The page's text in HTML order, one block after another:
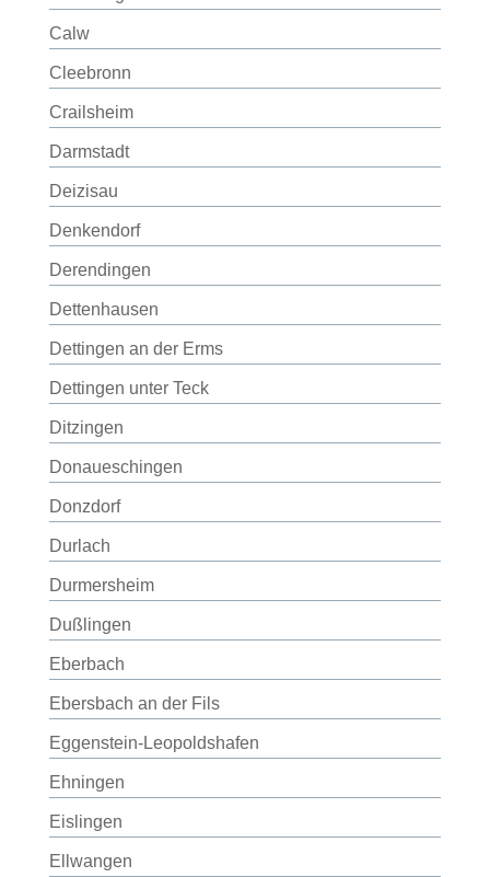
Calw
Cleebronn
Crailsheim
Darmstadt
Deizisau
Denkendorf
Derendingen
Dettenhausen
Dettingen an der Erms
Dettingen unter Teck
Ditzingen
Donaueschingen
Donzdorf
Durlach
Durmersheim
Dußlingen
Eberbach
Ebersbach an der Fils
Eggenstein-Leopoldshafen
Ehningen
Eislingen
Ellwangen